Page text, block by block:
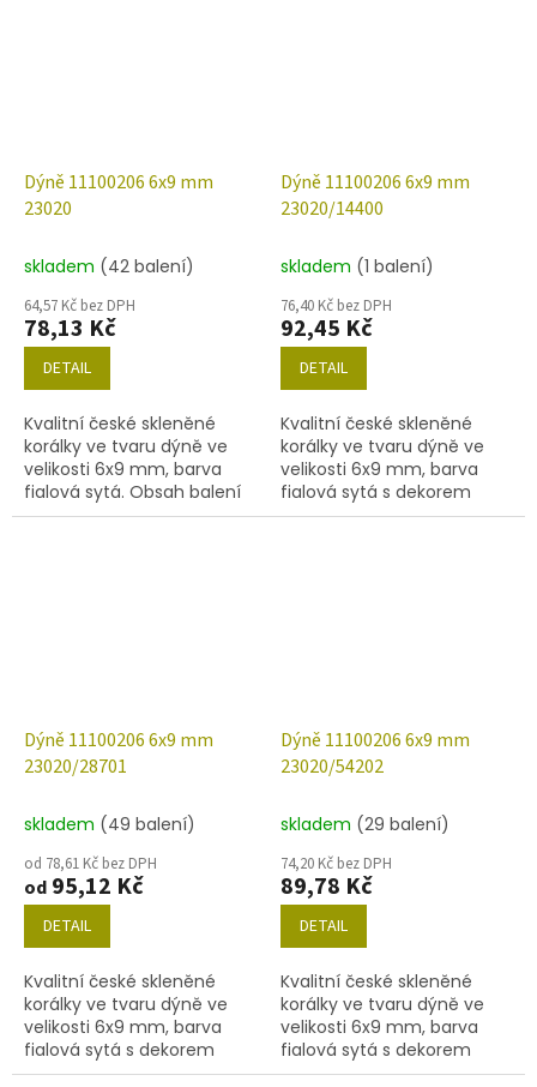
Dýně 11100206 6x9 mm
23020
skladem (42 balení)
64,57 Kč bez DPH
78,13 Kč
DETAIL
Kvalitní české skleněné
korálky ve tvaru dýně ve
velikosti 6x9 mm, barva
fialová sytá. Obsah balení
30 ks nebo níže uvedené.
Dýně 11100206 6x9 mm
23020/14400
skladem (1 balení)
76,40 Kč bez DPH
92,45 Kč
DETAIL
Kvalitní české skleněné
korálky ve tvaru dýně ve
velikosti 6x9 mm, barva
fialová sytá s dekorem
14400. Obsah balení 30 ks
Dýně 11100206 6x9 mm
23020/28701
skladem (49 balení)
od 78,61 Kč bez DPH
od 95,12 Kč
DETAIL
Kvalitní české skleněné
korálky ve tvaru dýně ve
velikosti 6x9 mm, barva
fialová sytá s dekorem
28701 (AB). Obsah balení
Dýně 11100206 6x9 mm
23020/54202
skladem (29 balení)
74,20 Kč bez DPH
89,78 Kč
DETAIL
Kvalitní české skleněné
korálky ve tvaru dýně ve
velikosti 6x9 mm, barva
fialová sytá s dekorem
54202. Obsah balení 30 ks